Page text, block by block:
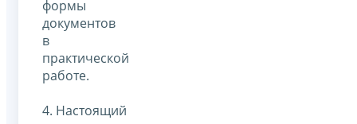
формы
документов
в
практической
работе.
4. Настоящий